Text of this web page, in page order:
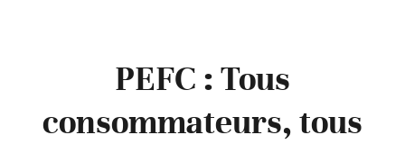
PEFC : Tous
consommateurs, tous